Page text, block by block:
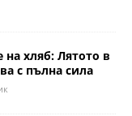
на хляб: Лятото в
с пълна сила